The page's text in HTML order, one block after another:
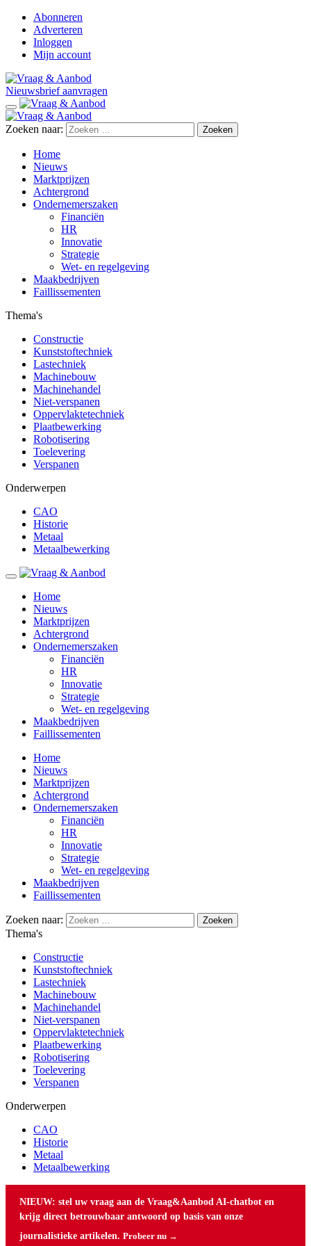
Abonneren
Adverteren
Inloggen
Mijn account
Nieuwsbrief aanvragen
Zoeken naar:
Home
Nieuws
Marktprijzen
Achtergrond
Ondernemerszaken
Financiën
HR
Innovatie
Strategie
Wet- en regelgeving
Maakbedrijven
Faillissementen
Thema's
Constructie
Kunststoftechniek
Lastechniek
Machinebouw
Machinehandel
Niet-verspanen
Oppervlaktetechniek
Plaatbewerking
Robotisering
Toelevering
Verspanen
Onderwerpen
CAO
Historie
Metaal
Metaalbewerking
Home
Nieuws
Marktprijzen
Achtergrond
Ondernemerszaken
Financiën
HR
Innovatie
Strategie
Wet- en regelgeving
Maakbedrijven
Faillissementen
Home
Nieuws
Marktprijzen
Achtergrond
Ondernemerszaken
Financiën
HR
Innovatie
Strategie
Wet- en regelgeving
Maakbedrijven
Faillissementen
Zoeken naar:
Thema's
Constructie
Kunststoftechniek
Lastechniek
Machinebouw
Machinehandel
Niet-verspanen
Oppervlaktetechniek
Plaatbewerking
Robotisering
Toelevering
Verspanen
Onderwerpen
CAO
Historie
Metaal
Metaalbewerking
NIEUW: stel uw vraag aan de Vraag&Aanbod AI-chatbot en
krijg direct betrouwbaar antwoord op basis van onze
journalistieke artikelen. Probeer nu →